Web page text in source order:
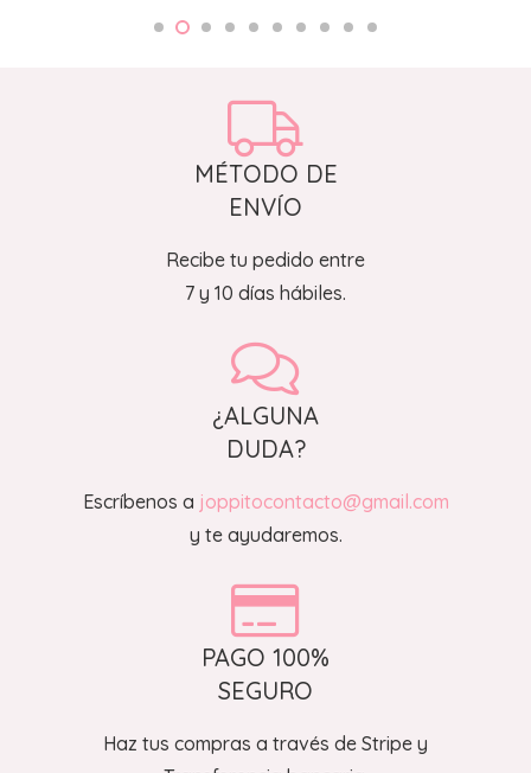
MÉTODO DE
ENVÍO
Recibe tu pedido entre
7 y 10 días hábiles.
¿ALGUNA
DUDA?
Escríbenos a joppitocontacto@gmail.com
y te ayudaremos.
PAGO 100%
SEGURO
Haz tus compras a través de Stripe y